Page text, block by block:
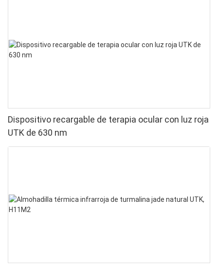
Dispositivo recargable de terapia ocular con luz roja
UTK de 630 nm